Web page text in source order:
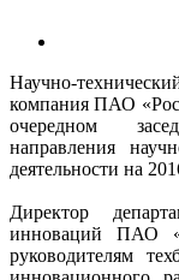
Научно-
компания ПАО
очередном
направления
деятельности на
Директор
инноваций ПАО
руководителям